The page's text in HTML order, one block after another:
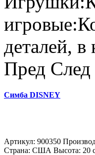
деталей,
Пред След
Симба DISNEY
Артикул: 900350
Страна: США Высота: 20